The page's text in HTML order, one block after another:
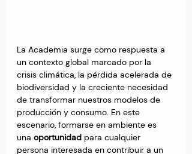
La Academia surge como respuesta a
un contexto global marcado por la
crisis climática, la pérdida acelerada de
biodiversidad y la creciente necesidad
de transformar nuestros modelos de
producción y consumo. En este
escenario, formarse en ambiente es
una oportunidad para cualquier
persona interesada en contribuir a un